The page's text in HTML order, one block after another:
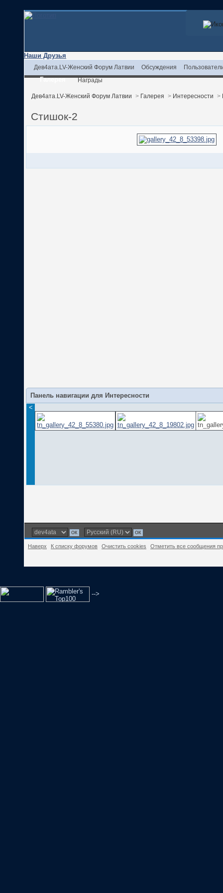
Наши Друзья
Дев4ата.LV-Женский Форум Латвии Обсуждения
Галерея Награды
Дев4ата.LV-Женский Форум Латвии > Галерея > Интересности >
Стишок-2
Панель навигации для Интересности
<
Наверх К списку форумов Очистить cookies Отметить все сообщения
-->